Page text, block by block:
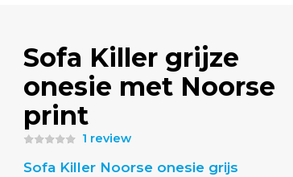
Sofa Killer grijze
onesie met Noorse
print
5.00uit 5
1 review
Sofa Killer Noorse onesie grijs